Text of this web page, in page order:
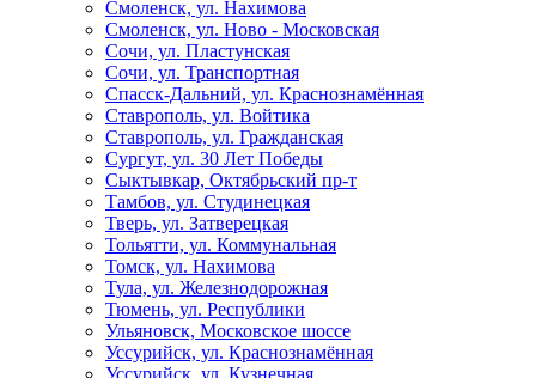
Смоленск, ул. Нахимова
Смоленск, ул. Ново - Московская
Сочи, ул. Пластунская
Сочи, ул. Транспортная
Спасск-Дальний, ул. Краснознамённая
Ставрополь, ул. Войтика
Ставрополь, ул. Гражданская
Сургут, ул. 30 Лет Победы
Сыктывкар, Октябрьский пр-т
Тамбов, ул. Студинецкая
Тверь, ул. Затверецкая
Тольятти, ул. Коммунальная
Томск, ул. Нахимова
Тула, ул. Железнодорожная
Тюмень, ул. Республики
Ульяновск, Московское шоссе
Уссурийск, ул. Краснознамённая
Уссурийск, ул. Кузнечная